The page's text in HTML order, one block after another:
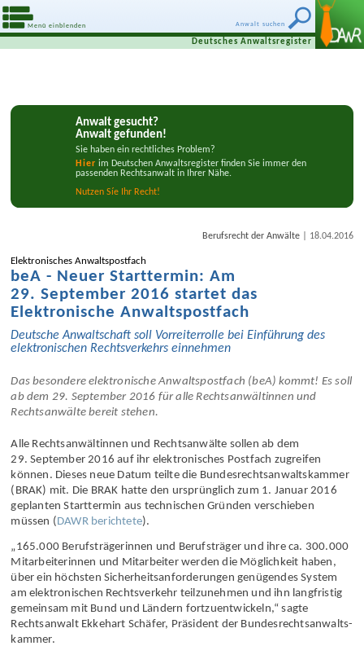
Anwalt suchen
Menü einblenden
Deutsches Anwaltsregister
Anwalt gesucht?
Anwalt gefunden!
Sie haben ein rechtliches Problem?
Hier im Deutschen Anwaltsregister finden Sie immer den
passenden Rechtsanwalt in Ihrer Nähe.
Nutzen Síe Ihr Recht!
Berufsrecht der Anwälte| 18.04.2016
Elektronisches Anwalts­postfach
beA - Neuer Starttermin: Am
29. September 2016 startet das
Elektronische Anwalts­postfach
Deutsche Anwalt­schaft soll Vorreiter­rolle bei Einführung des
elektronischen Rechts­verkehrs einnehmen
Das besondere elektronische Anwalts­postfach (beA) kommt! Es soll
ab dem 29. September 2016 für alle Rechtsan­wältinnen und
Rechts­anwälte bereit stehen.
Alle Rechtsan­wältinnen und Rechts­anwälte sollen ab dem
29. September 2016 auf ihr elektronisches Postfach zugreifen
können. Dieses neue Datum teilte die Bundes­rechtsanwalts­kammer
(BRAK) mit. Die BRAK hatte den ursprünglich zum 1. Januar 2016
geplanten Starttermin aus technischen Gründen verschieben
müssen (DAWR berichtete).
„165.000 Berufs­trägerinnen und Berufs­träger und ihre ca. 300.000
Mit­arbeiterinnen und Mitarbeiter werden die Möglichkeit haben,
über ein höchsten Sicherheits­anforderungen genügendes System
am elektronischen Rechts­verkehr teilzunehmen und ihn langfristig
gemeinsam mit Bund und Ländern fortzuentwickeln,“ sagte
Rechtsanwalt Ekkehart Schäfer, Präsident der Bundes­rechtsanwalts­
kammer.